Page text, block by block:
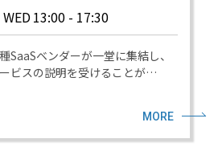
13:00 - 17:30
SaaSベンダーが一堂に集結し、
ビスの説明を受けることが…
MORE